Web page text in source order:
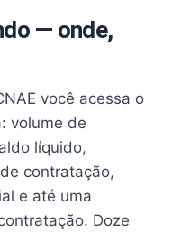
— onde,
você acessa o
volume de
líquido,
contratação,
e até uma
Doze